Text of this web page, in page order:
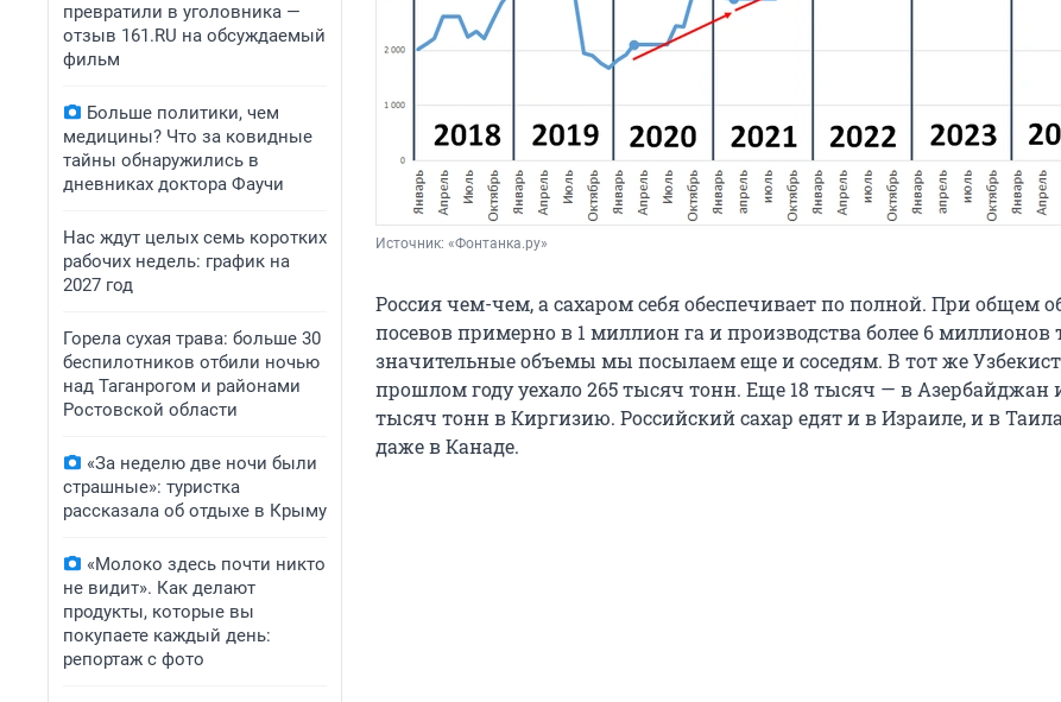
превратили в уголовника —
отзыв 161.RU на обсуждаемый
фильм
Больше политики, чем
медицины? Что за ковидные
тайны обнаружились в
дневниках доктора Фаучи
Нас ждут целых семь коротких
рабочих недель: график на
2027 год
Горела сухая трава: больше 30
беспилотников отбили ночью
над Таганрогом и районами
Ростовской области
«За неделю две ночи были
страшные»: туристка
рассказала об отдыхе в Крыму
«Молоко здесь почти никто
не видит». Как делают
продукты, которые вы
покупаете каждый день:
репортаж с фото
Источник: «Фонтанка.ру»
Россия чем-чем, а сахаром себя обеспечивает по полной. При общем
посевов примерно в 1 миллион га и производства более 6 миллионов
значительные объемы мы посылаем еще и соседям. В тот же
прошлом году уехало 265 тысяч тонн. Еще 18 тысяч — в Азербайджан
тысяч тонн в Киргизию. Российский сахар едят и в Израиле, и в
даже в Канаде.